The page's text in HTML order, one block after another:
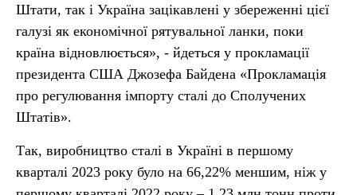
Штати, так і Україна зацікавлені у збереженні цієї
галузі як економічної рятувальної ланки, поки
країна відновлюється», - йдеться у прокламації
президента США Джозефа Байдена «Прокламація
про регулювання імпорту сталі до Сполучених
Штатів».
Так, виробництво сталі в Україні в першому
кварталі 2023 року було на 66,22% меншим, ніж у